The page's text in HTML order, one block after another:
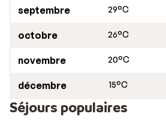
septembre 29°C
octobre 26°C
novembre 20°C
décembre 15°C
Séjours populaires